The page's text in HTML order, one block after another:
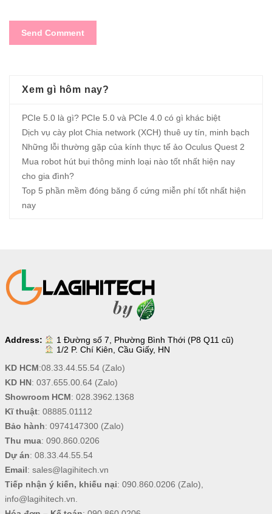
Xem gì hôm nay?
PCIe 5.0 là gì? PCIe 5.0 và PCIe 4.0 có gì khác biệt
Dịch vụ cày plot Chia network (XCH) thuê uy tín, minh bạch
Những lỗi thường gặp của kính thực tế ảo Oculus Quest 2
Mua robot hút bụi thông minh loại nào tốt nhất hiện nay
cho gia đình?
Top 5 phần mềm đóng băng ổ cứng miễn phí tốt nhất hiện
nay
Address:
1 Đường số 7, Phường Bình Thới (P8 Q11 cũ)
1/2 P. Chí Kiên, Cầu Giấy, HN
KD HCM:08.33.44.55.54(Zalo)
KD HN: 037.655.00.64(Zalo)
Showroom HCM: 028.3962.1368
Kĩ thuật: 08885.01112
Bảo hành: 0974147300(Zalo)
Thu mua: 090.860.0206
Dự án: 08.33.44.55.54
Email: sales@lagihitech.vn
Tiếp nhận ý kiến, khiếu nại: 090.860.0206 (Zalo),
info@lagihitech.vn